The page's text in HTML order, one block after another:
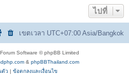
ไปที่
เขตเวลา UTC+07:00 Asia/Bangkok
Software © phpBB Limited
& phpBBThailand.com
ตัว | ข้อตกลงและเงื่อนไข